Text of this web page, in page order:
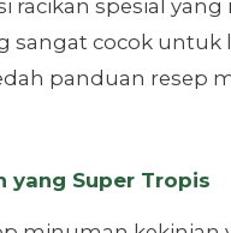
racikan spesial
sangat cocok untuk
panduan resep
yang Super Tropis